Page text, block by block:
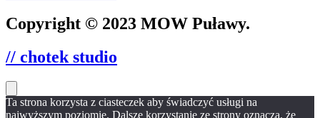
Copyright © 2023 MOW Puławy.
// chotek studio
Ta strona korzysta z ciasteczek aby świadczyć usługi na
najwyższym poziomie. Dalsze korzystanie ze strony oznacza, że